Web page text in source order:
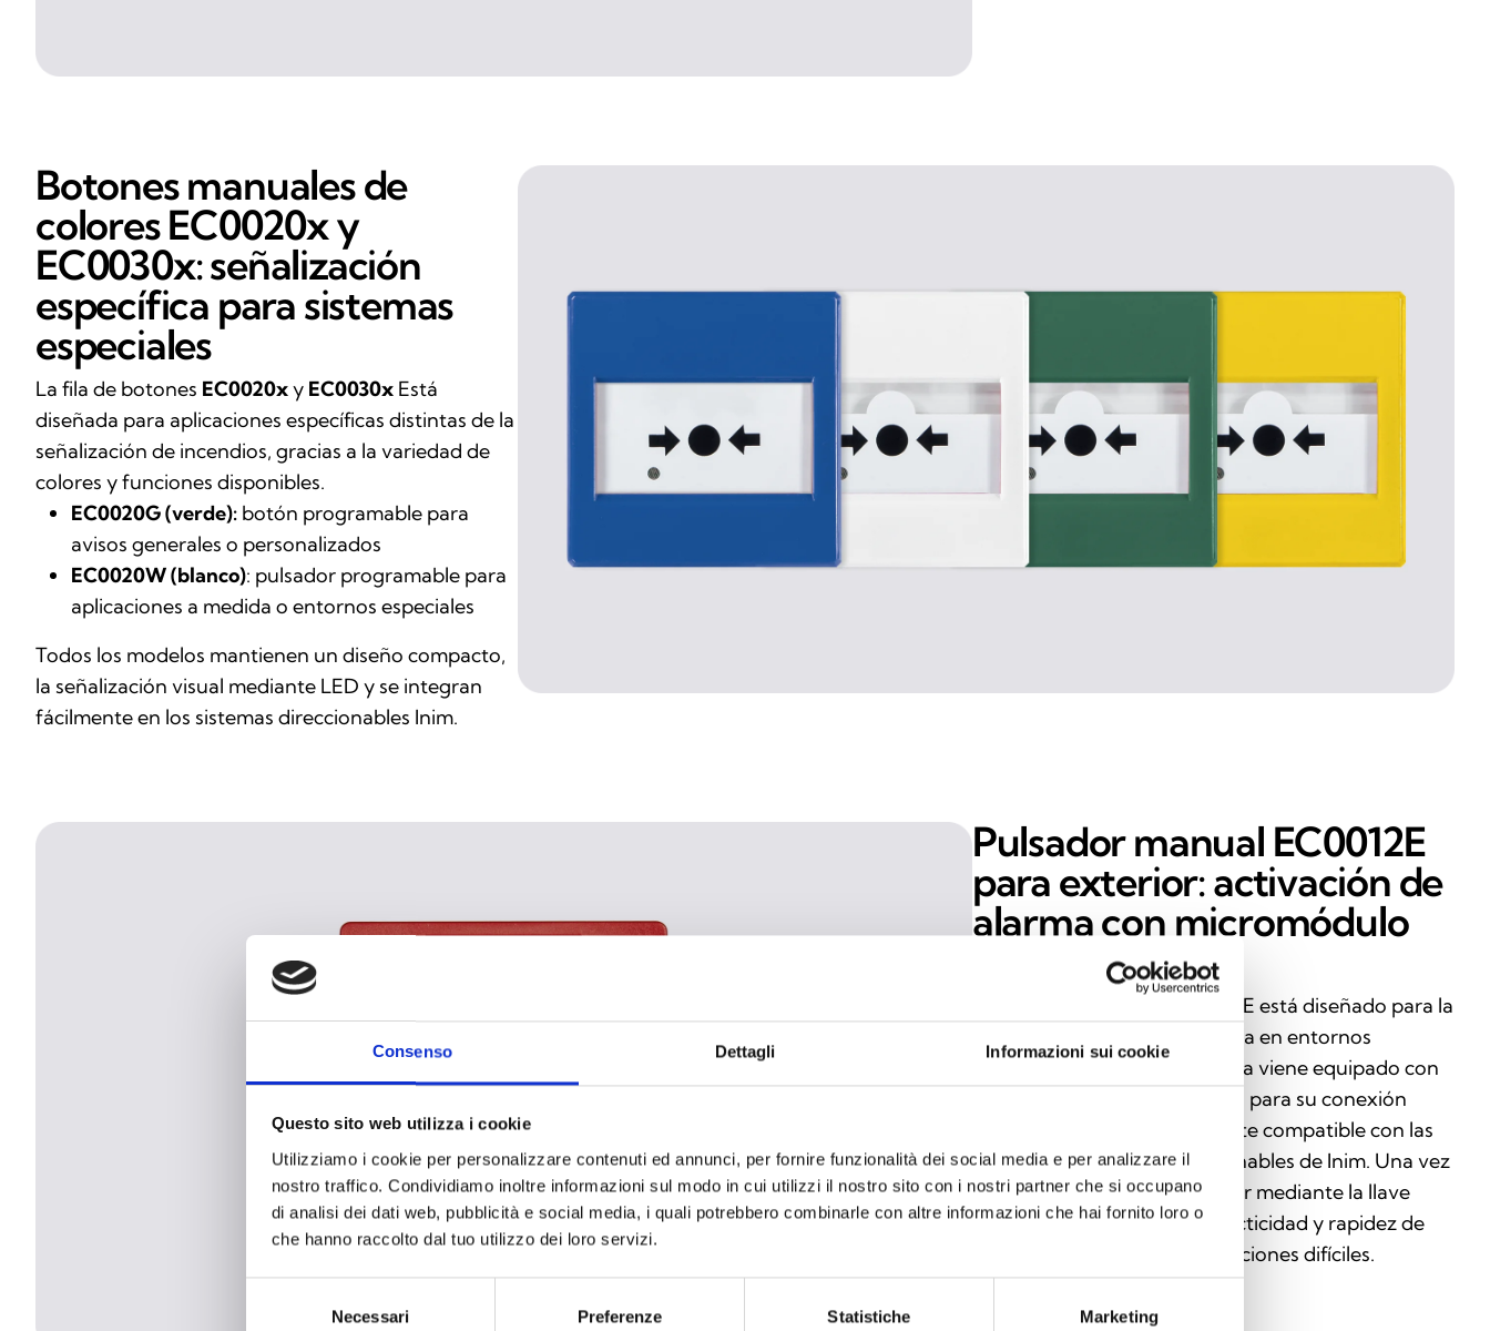
Consenso Dettagli Informazioni sui cookie
Questo sito web utilizza i cookie
Utilizziamo i cookie per personalizzare contenuti ed annunci, per fornire funzionalità dei social media e per analizzare il
nostro traffico. Condividiamo inoltre informazioni sul modo in cui utilizzi il nostro sito con i nostri partner che si occupano
di analisi dei dati web, pubblicità e social media, i quali potrebbero combinarle con altre informazioni che hai fornito loro o
che hanno raccolto dal tuo utilizzo dei loro servizi.
Necessari Preferenze Statistiche Marketing
Botones manuales de
colores EC0020x y
EC0030x: señalización
específica para sistemas
especiales
La fila de botones EC0020xy EC0030x Está
diseñada para aplicaciones específicas distintas de la
señalización de incendios, gracias a la variedad de
colores y funciones disponibles.
EC0020G (verde): botón programable para
avisos generales o personalizados
EC0020W (blanco): pulsador programable para
aplicaciones a medida o entornos especiales
Todos los modelos mantienen un diseño compacto,
la señalización visual mediante LED y se integran
fácilmente en los sistemas direccionables Inim.
Pulsador manual EC0012E
para exterior: activación de
alarma con micromódulo
integrado
El pulsador de alarma EC0012E está diseñado para la
activación manual de la alarma en entornos
exteriores. Robusto y fiable, ya viene equipado con
un micromódulo premontado para su conexión
directa al bucle y es totalmente compatible con las
centrales analógicas direccionables de Inim. Una vez
activado, se puede restablecer mediante la llave
incluida, lo que garantiza practicidad y rapidez de
intervención incluso en condiciones difíciles.